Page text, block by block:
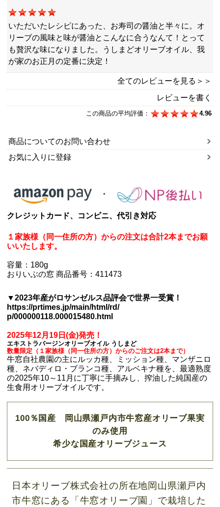
いただいたレシピにあった、お寿司の醤油と半々に。オ
リーブの風味と味が醤油とこんなに合うなんて！とって
も贅沢な味になりました。うしまどオリーブオイル、我
が家のお正月の定番に決定！
全てのレビューを見る＞＞
レビューを書く
この商品の平均評価： 4.96
商品についてのお問い合わせ
お気に入りに登録
クレジットカード、コンビニ、代引き対応
１家族様（同一住所の方）からの注文は合計2本までお願
いいたします。
容量：180g
おりいぶの窓 商品番号：411473
▼2023年産がロサンゼルス品評会で世界一受賞！
https://prtimes.jp/main/html/rd/
p/000000118.000015480.html
2025年12月19日(金)発売！
エキストラバージンオリーブオイル うしまど
数量限定（１家族様（同一住所の方）からのご注文は2本まで）
牛窓自社農園の主にルッカ種、ミッション種、マンザニロ
種、ネバディロ・ブランコ種、アルベキナ種を、最適熟度
の2025年10～11月に丁寧に手摘みし、搾油した純国産の
生食用オリーブオイルです。
100％国産 岡山県瀬戸内市牛窓産オリーブ果実
のみ使用
希少な国産オリーブジュース
日本オリーブ株式会社の所在地岡山県瀬戸内
市牛窓にある「牛窓オリーブ園」で栽培した